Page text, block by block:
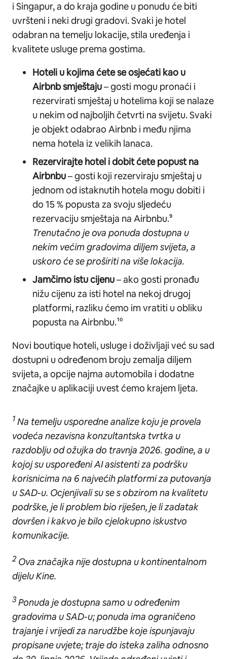
i Singapur, a do kraja godine u ponudu će biti
uvršteni i neki drugi gradovi. Svaki je hotel
odabran na temelju lokacije, stila uređenja i
kvalitete usluge prema gostima.
Hoteli u kojima ćete se osjećati kao u
Airbnb smještaju– gosti mogu pronaći i
rezervirati smještaj u hotelima koji se nalaze
u nekim od najboljih četvrti na svijetu. Svaki
je objekt odabrao Airbnb i među njima
nema hotela iz velikih lanaca.
Rezervirajte hotel i dobit ćete popust na
Airbnbu– gosti koji rezerviraju smještaj u
jednom od istaknutih hotela mogu dobiti i
do 15 % popusta za svoju sljedeću
rezervaciju smještaja na Airbnbu.⁹
Trenutačno je ova ponuda dostupna u
nekim većim gradovima diljem svijeta, a
uskoro će se proširiti na više lokacija.
Jamčimo istu cijenu– ako gosti pronađu
nižu cijenu za isti hotel na nekoj drugoj
platformi, razliku ćemo im vratiti u obliku
popusta na Airbnbu.¹⁰
Novi boutique hoteli, usluge i doživljaji već su sad
dostupni u određenom broju zemalja diljem
svijeta, a opcije najma automobila i dodatne
značajke u aplikaciji uvest ćemo krajem ljeta.
1 Na temelju usporedne analize koju je provela
vodeća nezavisna konzultantska tvrtka u
razdoblju od ožujka do travnja 2026. godine, a u
kojoj su uspoređeni AI asistenti za podršku
korisnicima na 6 najvećih platformi za putovanja
u SAD-u. Ocjenjivali su se s obzirom na kvalitetu
podrške, je li problem bio riješen, je li zadatak
dovršen i kakvo je bilo cjelokupno iskustvo
komunikacije.
2 Ova značajka nije dostupna u kontinentalnom
dijelu Kine.
3 Ponuda je dostupna samo u određenim
gradovima u SAD-u; ponuda ima ograničeno
trajanje i vrijedi za narudžbe koje ispunjavaju
propisane uvjete; traje do isteka zaliha odnosno